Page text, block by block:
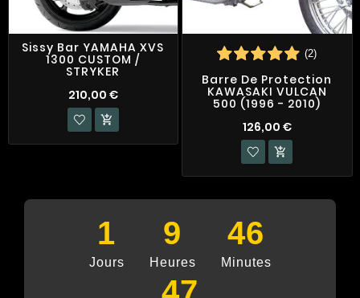
Sissy Bar YAMAHA XVS
1300 CUSTOM /
STRYKER
210,00 €

(2)
Barre De Protection
KAWASAKI VULCAN
500 (1996 - 2010)
126,00 €

1
Jours
9
Heures
46
Minutes